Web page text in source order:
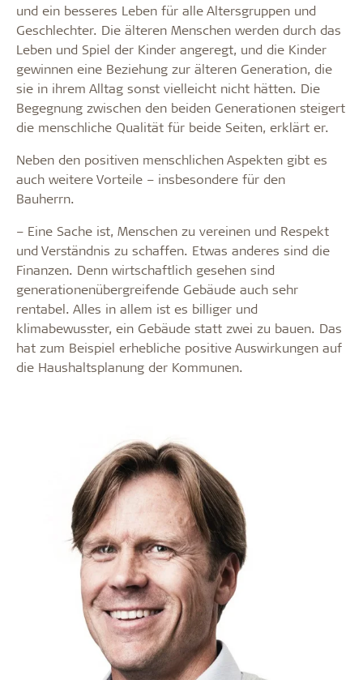
und ein besseres Leben für alle Altersgruppen und
Geschlechter. Die älteren Menschen werden durch das
Leben und Spiel der Kinder angeregt, und die Kinder
gewinnen eine Beziehung zur älteren Generation, die
sie in ihrem Alltag sonst vielleicht nicht hätten. Die
Begegnung zwischen den beiden Generationen steigert
die menschliche Qualität für beide Seiten, erklärt er.
Neben den positiven menschlichen Aspekten gibt es
auch weitere Vorteile – insbesondere für den
Bauherrn.
– Eine Sache ist, Menschen zu vereinen und Respekt
und Verständnis zu schaffen. Etwas anderes sind die
Finanzen. Denn wirtschaftlich gesehen sind
generationenübergreifende Gebäude auch sehr
rentabel. Alles in allem ist es billiger und
klimabewusster, ein Gebäude statt zwei zu bauen. Das
hat zum Beispiel erhebliche positive Auswirkungen auf
die Haushaltsplanung der Kommunen.